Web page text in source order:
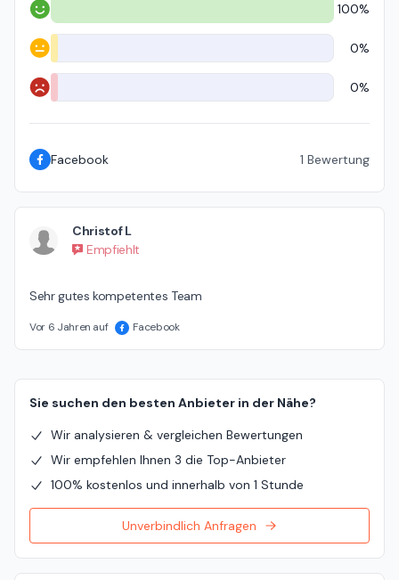
Positiv 100%
Neutral 0%
Negativ 0%
Facebook 1 Bewertung
Christof L
Empfiehlt
Sehr gutes kompetentes Team
Vor 6 Jahren auf Facebook
Sie suchen den besten Anbieter in der Nähe?
Wir analysieren & vergleichen Bewertungen
Wir empfehlen Ihnen 3 die Top-Anbieter
100% kostenlos und innerhalb von 1 Stunde
Unverbindlich Anfragen